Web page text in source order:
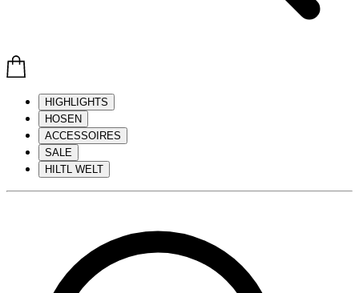
HIGHLIGHTS
HOSEN
ACCESSOIRES
SALE
HILTL WELT